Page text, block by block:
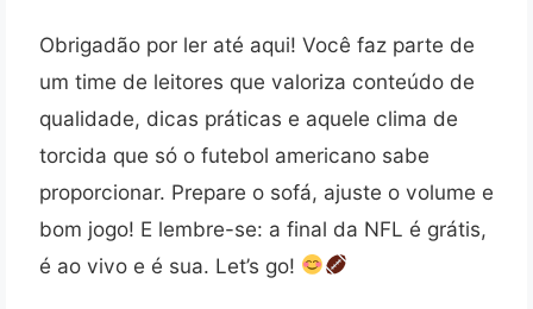
Obrigadão por ler até aqui! Você faz parte de
um time de leitores que valoriza conteúdo de
qualidade, dicas práticas e aquele clima de
torcida que só o futebol americano sabe
proporcionar. Prepare o sofá, ajuste o volume e
bom jogo! E lembre-se: a final da NFL é grátis,
é ao vivo e é sua. Let’s go!